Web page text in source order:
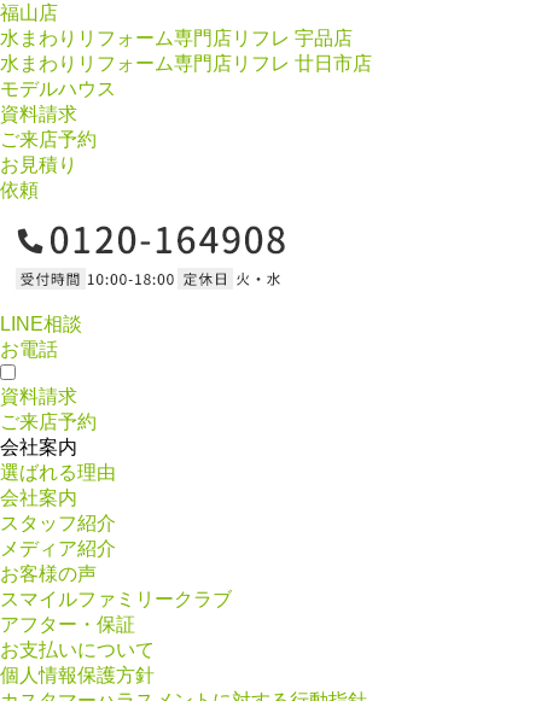
福山店
水まわりリフォーム専門店リフレ 宇品店
水まわりリフォーム専門店リフレ 廿日市店
モデルハウス
資料請求
ご来店予約
お見積り
依頼
LINE相談
お電話
資料請求
ご来店予約
会社案内
選ばれる理由
会社案内
スタッフ紹介
メディア紹介
お客様の声
スマイルファミリークラブ
アフター・保証
お支払いについて
個人情報保護方針